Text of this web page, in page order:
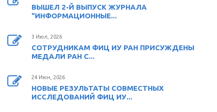
ВЫШЕЛ 2-Й ВЫПУСК ЖУРНАЛА
"ИНФОРМАЦИОННЫЕ...
3 Июл, 2026
СОТРУДНИКАМ ФИЦ ИУ РАН ПРИСУЖДЕНЫ
МЕДАЛИ РАН С...
24 Июн, 2026
НОВЫЕ РЕЗУЛЬТАТЫ СОВМЕСТНЫХ
ИССЛЕДОВАНИЙ ФИЦ ИУ...